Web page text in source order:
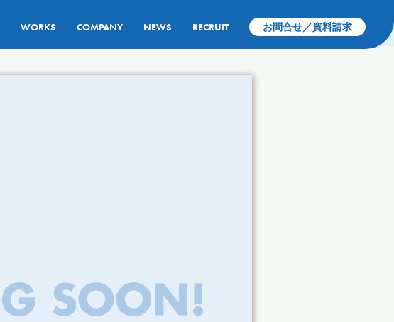
WORKS COMPANY NEWS RECRUIT お問合せ／資料請求